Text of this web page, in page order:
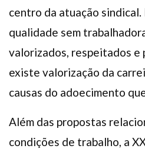
centro da atuação
qualidade sem
valorizados, respeitados e
existe valorização da
causas do adoecimento
Além das propostas
condições de trabalho, a